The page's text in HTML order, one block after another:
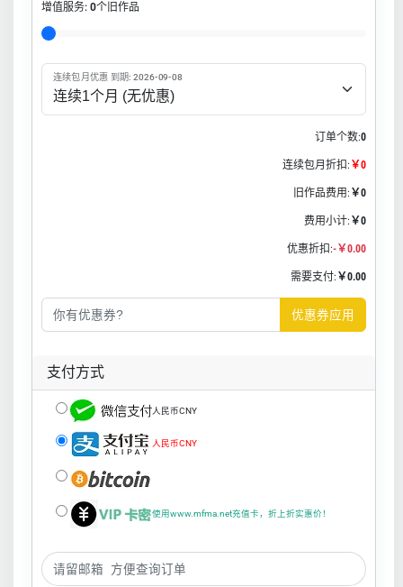
增值服务: 0个旧作品
连续包月优惠 到期: 2026-09-08
订单个数:0
连续包月折扣: ￥0
旧作品费用: ￥0
费用小计: ￥0
优惠折扣:-￥0.00
需要支付: ￥0.00
优惠券应用
支付方式
人民币CNY
人民币CNY
使用www.mfma.net充值卡，折上折实惠价！